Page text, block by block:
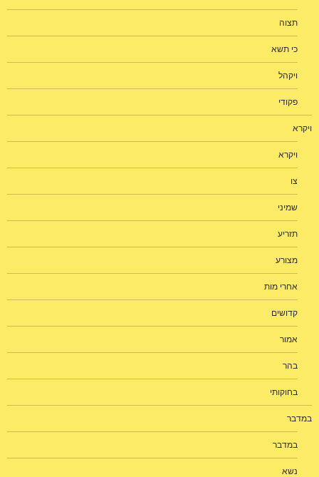
תצוה
כי תשא
ויקהל
פקודי
ויקרא
ויקרא
צו
שמיני
תזריע
מצורע
אחרי מות
קדושים
אמור
בהר
בחוקותי
במדבר
במדבר
נשא